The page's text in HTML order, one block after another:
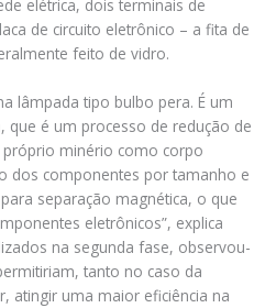
elétrica, dois terminais de
de circuito eletrônico – a fita de
feito de vidro.
lâmpada tipo bulbo pera. É um
que é um processo de redução de
minério como corpo
dos componentes por tamanho e
separação magnética, o que
eletrônicos”, explica
na segunda fase, observou-
tanto no caso da
atingir uma maior eficiência na